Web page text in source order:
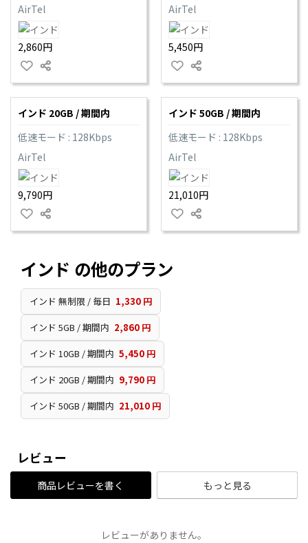
AirTel
2,860円
AirTel
5,450円
インド 20GB / 期間内
低速モード : 128Kbps
AirTel
9,790円
インド 50GB / 期間内
低速モード : 128Kbps
AirTel
21,010円
インド の他のプラン
インド 無制限 / 毎日 1,330 円
インド 5GB / 期間内 2,860 円
インド 10GB / 期間内 5,450 円
インド 20GB / 期間内 9,790 円
インド 50GB / 期間内 21,010 円
レビュー
商品レビューを書く もっと見る
レビューがありません。